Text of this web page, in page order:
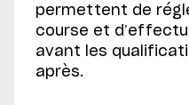
permettent de
course et
avant les
après.